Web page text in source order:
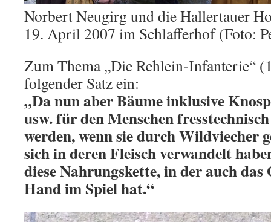
Norbert Neugirg und die Hallertauer
19. April 2007 im Schlafferhof (Foto:
Zum Thema „Die Rehlein-Infanterie“
folgender Satz ein:
„Da nun aber Bäume inklusive
usw. für den Menschen
werden, wenn sie durch Wildviecher
sich in deren Fleisch verwandelt
diese Nahrungskette, in der auch das
Hand im Spiel hat.“